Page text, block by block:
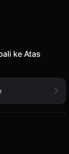
ke Atas